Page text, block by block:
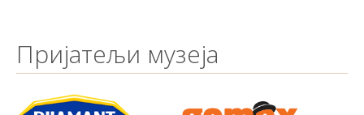
Пријатељи музеја